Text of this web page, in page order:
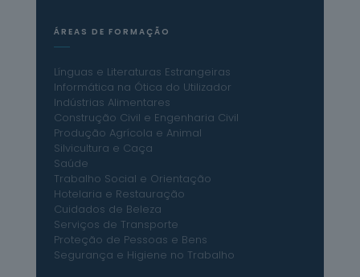
ÁREAS DE FORMAÇÃO
Línguas e Literaturas Estrangeiras
Informática na Ótica do Utilizador
Indústrias Alimentares
Construção Civil e Engenharia Civil
Produção Agrícola e Animal
Silvicultura e Caça
Saúde
Trabalho Social e Orientação
Hotelaria e Restauração
Cuidados de Beleza
Serviços de Transporte
Proteção de Pessoas e Bens
Segurança e Higiene no Trabalho